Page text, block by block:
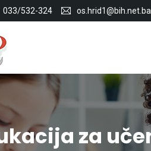
033/532-324 os.hrid1@bih.net.ba
za